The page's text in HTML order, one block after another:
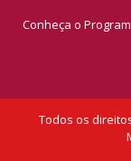
Conheça o
Todos os